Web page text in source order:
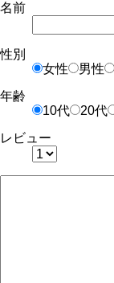
名前
性別
女性
男性
年齢
10代
20代
レビュー